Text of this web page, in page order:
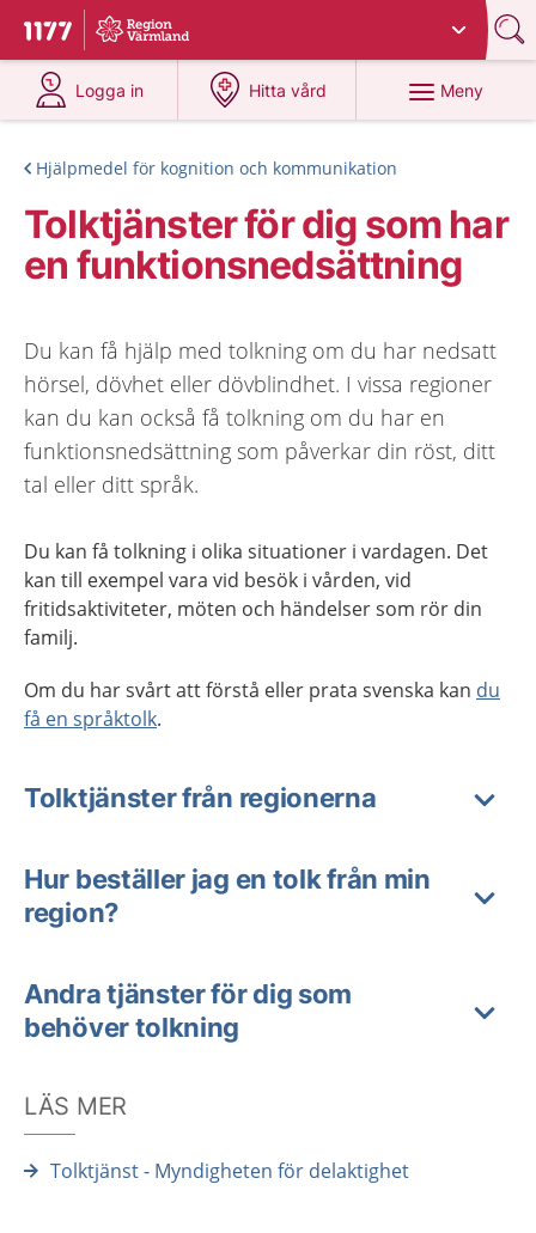
Till startsidan för 1177
Du har valt region
Logga in
på 1177.se
Hitta vård
på 1177.se
Meny
Hjälpmedel för kognition och kommunikation
Tolktjänster för dig som har
en funktionsnedsättning
Du kan få hjälp med tolkning om du har nedsatt
hörsel, dövhet eller dövblindhet. I vissa regioner
kan du kan också få tolkning om du har en
funktionsnedsättning som påverkar din röst, ditt
tal eller ditt språk.
Du kan få tolkning i olika situationer i vardagen. Det
kan till exempel vara vid besök i vården, vid
fritidsaktiviteter, möten och händelser som rör din
familj.
Om du har svårt att förstå eller prata svenska kan du
få en språktolk.
Tolktjänster från regionerna
Hur beställer jag en tolk från min
region?
Andra tjänster för dig som
behöver tolkning
LÄS MER
Tolktjänst - Myndigheten för delaktighet